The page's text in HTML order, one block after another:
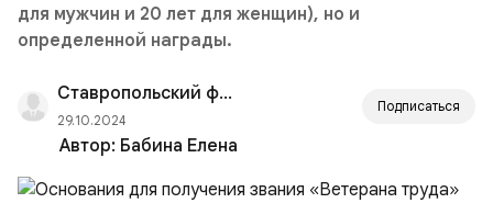
для мужчин и 20 лет для женщин), но и
определенной награды.
Ставропольский филиал РАНХиГС
29.10.2024
Подписаться
Автор: Бабина Елена